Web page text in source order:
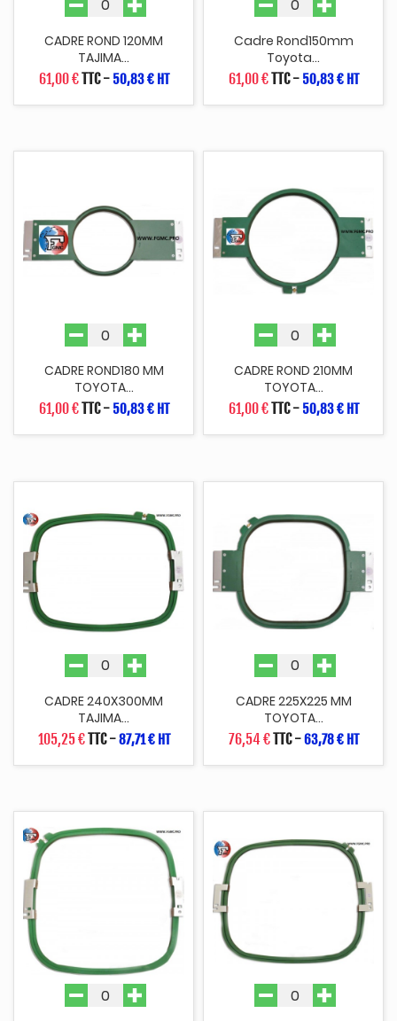
CADRE ROND 120MM
TAJIMA...
61,00 €TTC- 50,83 € HT
Cadre Rond150mm
Toyota...
61,00 €TTC- 50,83 € HT
CADRE ROND180 MM
TOYOTA...
61,00 €TTC- 50,83 € HT
CADRE ROND 210MM
TOYOTA...
61,00 €TTC- 50,83 € HT
CADRE 240X300MM
TAJIMA...
105,25 €TTC-87,71 € HT
CADRE 225X225 MM
TOYOTA...
76,54 €TTC-63,78 € HT